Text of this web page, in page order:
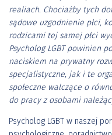
realiach. Chociażby tych
sądowe uzgodnienie płci,
rodzicami tej samej płci
Psycholog LGBT powinien
naciskiem na prywatny
specjalistyczne, jak i te
społeczne walczące o
do pracy z osobami
Psycholog LGBT w naszej